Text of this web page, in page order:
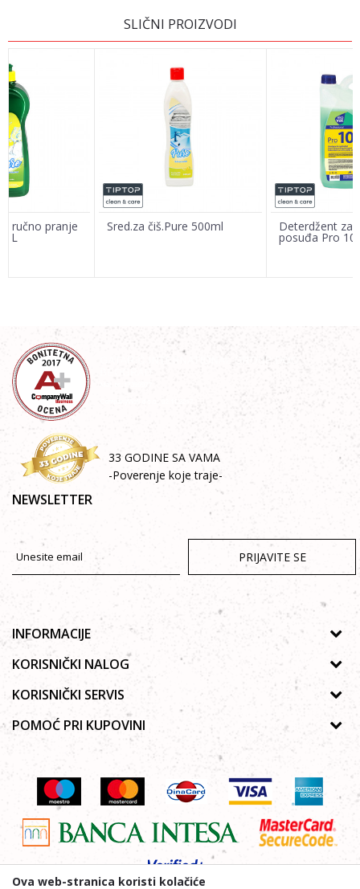
SLIČNI PROIZVODI
ručno pranje
1L
Sred.za čiš.Pure 500ml Deterdžent za
posuđa Pro 10
33 GODINE SA VAMA
-Poverenje koje traje-
NEWSLETTER
PRIJAVITE SE
INFORMACIJE
O nama
Galerija
Saradnja
KORISNIČKI NALOG
Uputsvo za registraciju
Zaboravljena lozinka
Moja korpa
KORISNIČKI SERVIS
Politika privatnosti
Autorska prava
Uslovi korišćenja
Uslovi isporuke
Reklamacije
Povraćaj sredstava
POMOĆ PRI KUPOVINI
Kako kupiti Online
Poručivanje telefonom ili e-mailom
Najčešća pitanja
Ova web-stranica koristi kolačiće